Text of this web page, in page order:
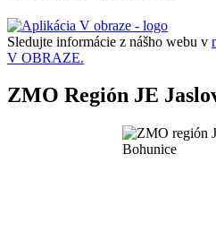
Sledujte informácie z nášho webu v
V OBRAZE.
ZMO Región JE